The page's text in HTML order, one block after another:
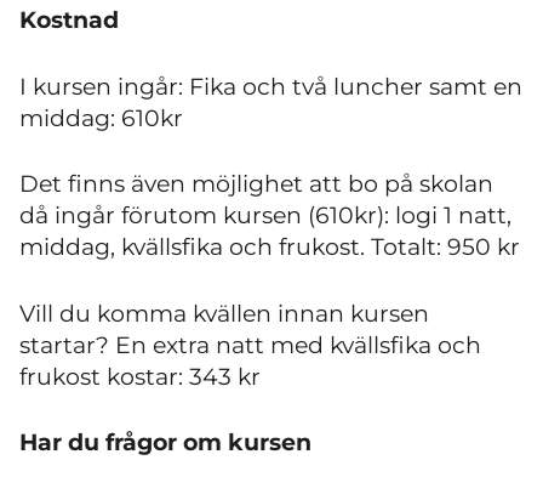
Kostnad
I kursen ingår: Fika och två luncher samt en
middag: 610kr
Det finns även möjlighet att bo på skolan
då ingår förutom kursen (610kr): logi 1 natt,
middag, kvällsfika och frukost. Totalt: 950 kr
Vill du komma kvällen innan kursen
startar? En extra natt med kvällsfika och
frukost kostar: 343 kr
Har du frågor om kursen